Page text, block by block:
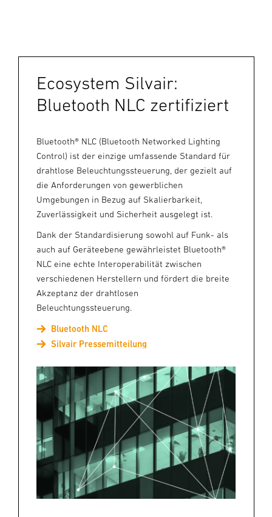
Ecosystem Silvair:
Bluetooth NLC zertifiziert
Bluetooth® NLC (Bluetooth Networked Lighting
Control) ist der einzige umfassende Standard für
drahtlose Beleuchtungssteuerung, der gezielt auf
die Anforderungen von gewerblichen
Umgebungen in Bezug auf Skalierbarkeit,
Zuverlässigkeit und Sicherheit ausgelegt ist.
Dank der Standardisierung sowohl auf Funk- als
auch auf Geräteebene gewährleistet Bluetooth®
NLC eine echte Interoperabilität zwischen
verschiedenen Herstellern und fördert die breite
Akzeptanz der drahtlosen
Beleuchtungssteuerung.
Bluetooth NLC
Silvair Pressemitteilung